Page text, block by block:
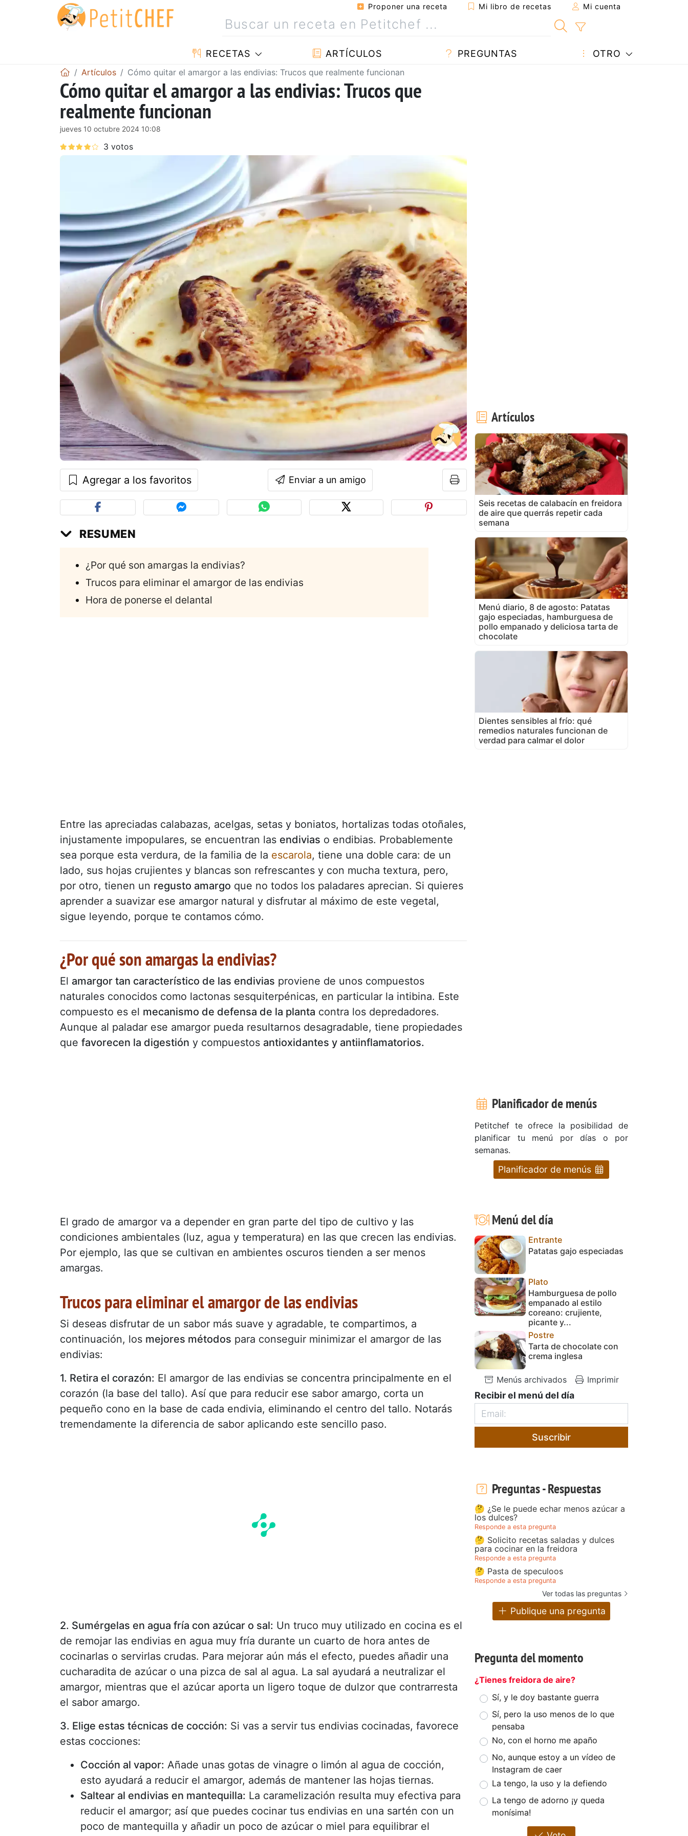
Proponer una receta Mi libro de recetas Mi cuenta
RECETAS ARTÍCULOS PREGUNTAS OTRO
Artículos Cómo quitar el amargor a las endivias: Trucos que realmente funcionan
Cómo quitar el amargor a las endivias: Trucos que
realmente funcionan
jueves 10 octubre 2024 10:08
Agregar a los favoritos Enviar a un amigo
RESUMEN
¿Por qué son amargas la endivias?
Trucos para eliminar el amargor de las endivias
Hora de ponerse el delantal
Entre las apreciadas calabazas, acelgas, setas y boniatos, hortalizas todas otoñales,
injustamente impopulares, se encuentran las endivias o endibias. Probablemente
sea porque esta verdura, de la familia de la escarola, tiene una doble cara: de un
lado, sus hojas crujientes y blancas son refrescantes y con mucha textura, pero,
por otro, tienen un regusto amargo que no todos los paladares aprecian. Si quieres
aprender a suavizar ese amargor natural y disfrutar al máximo de este vegetal,
sigue leyendo, porque te contamos cómo.
¿Por qué son amargas la endivias?
El amargor tan característico de las endivias proviene de unos compuestos
naturales conocidos como lactonas sesquiterpénicas, en particular la intibina. Este
compuesto es el mecanismo de defensa de la planta contra los depredadores.
Aunque al paladar ese amargor pueda resultarnos desagradable, tiene propiedades
que favorecen la digestión y compuestos antioxidantes y antiinflamatorios.
El grado de amargor va a depender en gran parte del tipo de cultivo y las
condiciones ambientales (luz, agua y temperatura) en las que crecen las endivias.
Por ejemplo, las que se cultivan en ambientes oscuros tienden a ser menos
amargas.
Trucos para eliminar el amargor de las endivias
Si deseas disfrutar de un sabor más suave y agradable, te compartimos, a
continuación, los mejores métodos para conseguir minimizar el amargor de las
endivias:
1. Retira el corazón: El amargor de las endivias se concentra principalmente en el
corazón (la base del tallo). Así que para reducir ese sabor amargo, corta un
pequeño cono en la base de cada endivia, eliminando el centro del tallo. Notarás
tremendamente la diferencia de sabor aplicando este sencillo paso.
2. Sumérgelas en agua fría con azúcar o sal: Un truco muy utilizado en cocina es el
de remojar las endivias en agua muy fría durante un cuarto de hora antes de
cocinarlas o servirlas crudas. Para mejorar aún más el efecto, puedes añadir una
cucharadita de azúcar o una pizca de sal al agua. La sal ayudará a neutralizar el
amargor, mientras que el azúcar aporta un ligero toque de dulzor que contrarresta
el sabor amargo.
3. Elige estas técnicas de cocción: Si vas a servir tus endivias cocinadas, favorece
estas cocciones:
Cocción al vapor: Añade unas gotas de vinagre o limón al agua de cocción,
esto ayudará a reducir el amargor, además de mantener las hojas tiernas.
Saltear al endivias en mantequilla: La caramelización resulta muy efectiva para
reducir el amargor; así que puedes cocinar tus endivias en una sartén con un
poco de mantequilla y añadir un poco de azúcar o miel para equilibrar el
Artículos
Seis recetas de calabacín en freidora
de aire que querrás repetir cada
semana
Menú diario, 8 de agosto: Patatas
gajo especiadas, hamburguesa de
pollo empanado y deliciosa tarta de
chocolate
Dientes sensibles al frío: qué
remedios naturales funcionan de
verdad para calmar el dolor
Planificador de menús
Petitchef te ofrece la posibilidad de
planificar tu menú por días o por
semanas.
Planificador de menús
Menú del día
Entrante
Patatas gajo especiadas
Plato
Hamburguesa de pollo
empanado al estilo
coreano: crujiente,
picante y...
Postre
Tarta de chocolate con
crema inglesa
Menús archivados Imprimir
Recibir el menú del día
Suscribir
Preguntas - Respuestas
🤔 ¿Se le puede echar menos azúcar a
los dulces?
Responde a esta pregunta
🤔 Solicito recetas saladas y dulces
para cocinar en la freidora
Responde a esta pregunta
🤔 Pasta de speculoos
Responde a esta pregunta
Ver todas las preguntas
Publique una pregunta
Pregunta del momento
¿Tienes freidora de aire?
Sí, y le doy bastante guerra
Sí, pero la uso menos de lo que
pensaba
No, con el horno me apaño
No, aunque estoy a un vídeo de
Instagram de caer
La tengo, la uso y la defiendo
La tengo de adorno ¡y queda
monísima!